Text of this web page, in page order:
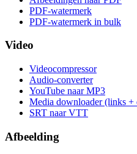
PDF-watermerk
PDF-watermerk in bulk
Video
Videocompressor
Audio-converter
YouTube naar MP3
Media downloader (links +
SRT naar VTT
Afbeelding